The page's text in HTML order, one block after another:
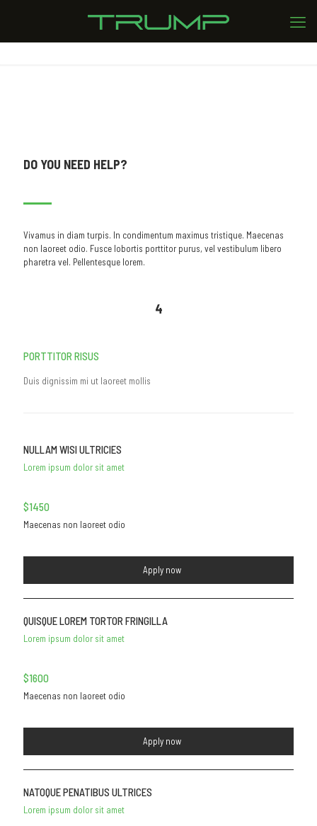
DO YOU NEED HELP?
Vivamus in diam turpis. In condimentum maximus tristique. Maecenas
non laoreet odio. Fusce lobortis porttitor purus, vel vestibulum libero
pharetra vel. Pellentesque lorem.
4
PORTTITOR RISUS
Duis dignissim mi ut laoreet mollis
NULLAM WISI ULTRICIES
Lorem ipsum dolor sit amet
$1450
Maecenas non laoreet odio
Apply now
QUISQUE LOREM TORTOR FRINGILLA
Lorem ipsum dolor sit amet
$1600
Maecenas non laoreet odio
Apply now
NATOQUE PENATIBUS ULTRICES
Lorem ipsum dolor sit amet